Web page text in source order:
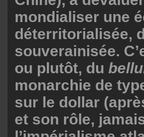
mondialiser une
déterritorialisée,
souverainisée.
ou plutôt, du
monarchie de
sur le dollar
et son rôle,